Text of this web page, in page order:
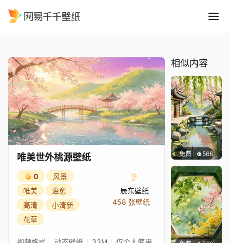
唯美世外桃源壁纸
0
风景
唯美
治愈
高清
小清新
花草
辰东壁纸
458 张壁纸
相似内容
免费 566渔小小